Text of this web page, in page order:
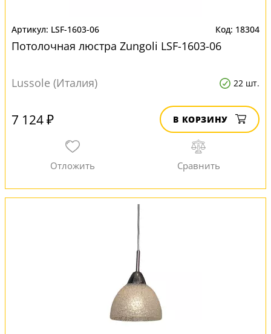
LSF-1603-06 18304
Потолочная люстра Zungoli LSF-1603-06
Lussole (Италия) 22 шт.
7 124 ₽ В КОРЗИНУ